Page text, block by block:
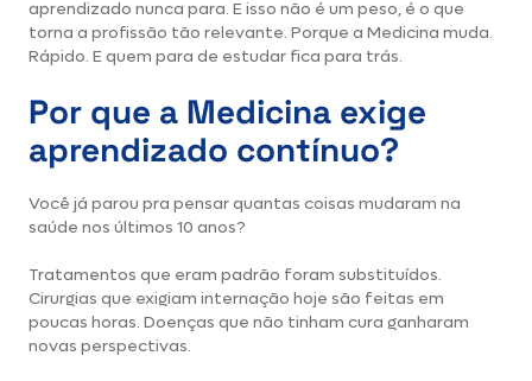
aprendizado nunca para. E isso não é um peso, é o que
torna a profissão tão relevante. Porque a Medicina muda.
Rápido. E quem para de estudar fica para trás.
Por que a Medicina exige
aprendizado contínuo?
Você já parou pra pensar quantas coisas mudaram na
saúde nos últimos 10 anos?
Tratamentos que eram padrão foram substituídos.
Cirurgias que exigiam internação hoje são feitas em
poucas horas. Doenças que não tinham cura ganharam
novas perspectivas.